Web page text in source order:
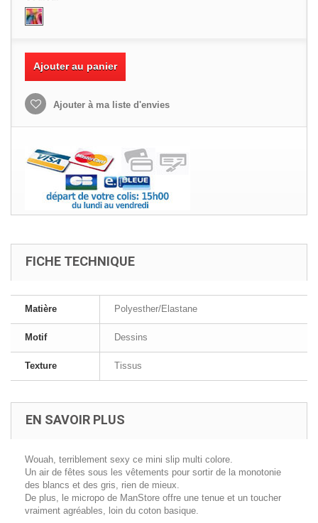
Ajouter au panier
Ajouter à ma liste d'envies
FICHE TECHNIQUE
Matière Polyesther/Elastane
Motif Dessins
Texture Tissus
EN SAVOIR PLUS
Wouah, terriblement sexy ce mini slip multi colore.
Un air de fêtes sous les vêtements pour sortir de la monotonie
des blancs et des gris, rien de mieux.
De plus, le micropo de ManStore offre une tenue et un toucher
vraiment agréables, loin du coton basique.